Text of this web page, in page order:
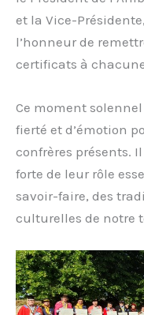
et la Vice-
l’honneur de
certificats à
Ce moment
fierté et d’émotion
confrères présents.
forte de leur rôle
savoir-faire, des
culturelles de notre